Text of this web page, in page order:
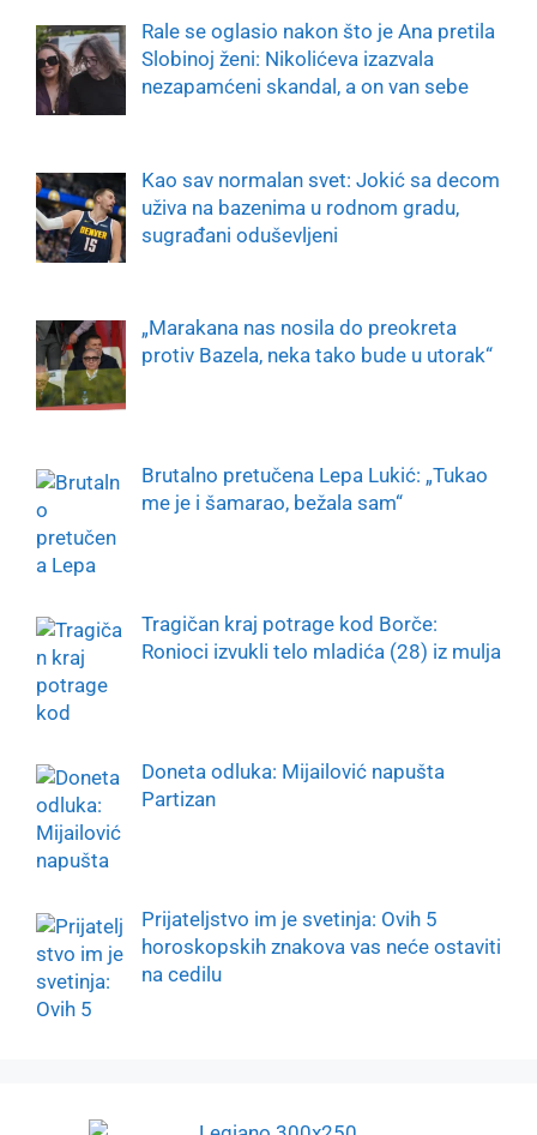
Rale se oglasio nakon što je Ana pretila
Slobinoj ženi: Nikolićeva izazvala
nezapamćeni skandal, a on van sebe
Kao sav normalan svet: Jokić sa decom
uživa na bazenima u rodnom gradu,
sugrađani oduševljeni
„Marakana nas nosila do preokreta
protiv Bazela, neka tako bude u utorak“
Brutalno pretučena Lepa Lukić: „Tukao
me je i šamarao, bežala sam“
Tragičan kraj potrage kod Borče:
Ronioci izvukli telo mladića (28) iz mulja
Doneta odluka: Mijailović napušta
Partizan
Prijateljstvo im je svetinja: Ovih 5
horoskopskih znakova vas neće ostaviti
na cedilu